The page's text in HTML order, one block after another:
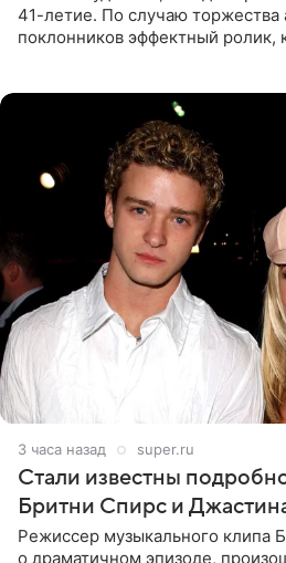
41-летие. По случаю торжества
поклонников эффектный ролик,
3 часа назад super.ru
Стали известны
Бритни Спирс и
Режиссер музыкального клипа
о драматичном эпизоде,